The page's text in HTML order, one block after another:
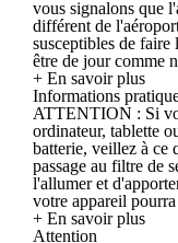
vous signalons que
différent de
susceptibles de
être de jour comme
+ En savoir plus
Informations
ATTENTION : Si
ordinateur, tablette
batterie, veillez à ce
passage au filtre de
l'allumer et
votre appareil
+ En savoir plus
Attention